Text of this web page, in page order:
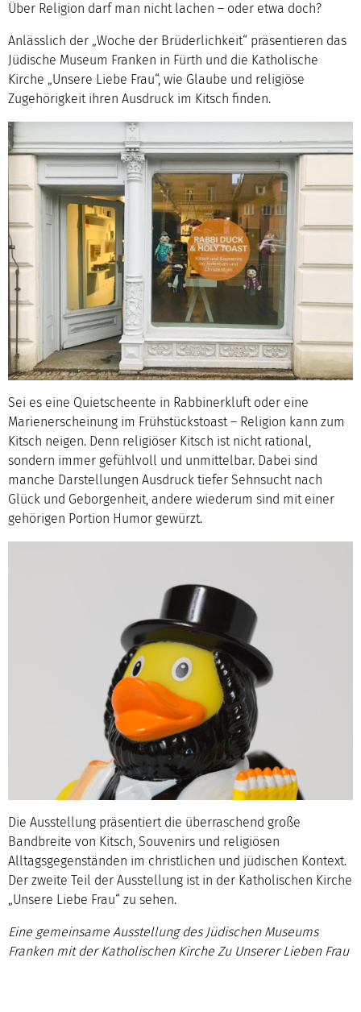
Über Religion darf man nicht lachen – oder etwa doch?
Anlässlich der „Woche der Brüderlichkeit“ präsentieren das
Jüdische Museum Franken in Fürth und die Katholische
Kirche „Unsere Liebe Frau“, wie Glaube und religiöse
Zugehörigkeit ihren Ausdruck im Kitsch finden.
Sei es eine Quietscheente in Rabbinerkluft oder eine
Marienerscheinung im Frühstückstoast – Religion kann zum
Kitsch neigen. Denn religiöser Kitsch ist nicht rational,
sondern immer gefühlvoll und unmittelbar. Dabei sind
manche Darstellungen Ausdruck tiefer Sehnsucht nach
Glück und Geborgenheit, andere wiederum sind mit einer
gehörigen Portion Humor gewürzt.
Die Ausstellung präsentiert die überraschend große
Bandbreite von Kitsch, Souvenirs und religiösen
Alltagsgegenständen im christlichen und jüdischen Kontext.
Der zweite Teil der Ausstellung ist in der Katholischen Kirche
„Unsere Liebe Frau“ zu sehen.
Eine gemeinsame Ausstellung des Jüdischen Museums
Franken mit der Katholischen Kirche Zu Unserer Lieben Frau